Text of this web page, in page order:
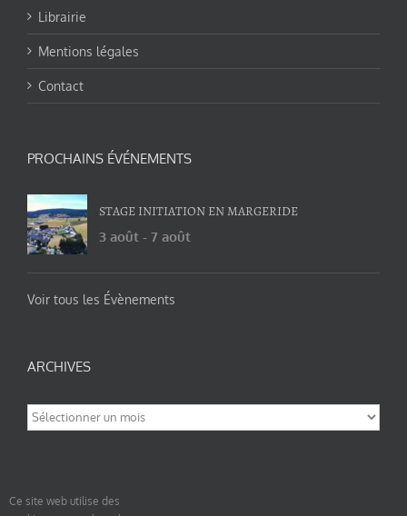
Librairie
Mentions légales
Contact
PROCHAINS ÉVÉNEMENTS
STAGE INITIATION EN MARGERIDE
3 août - 7 août
Voir tous les Évènements
ARCHIVES
Archives
Ce site web utilise des